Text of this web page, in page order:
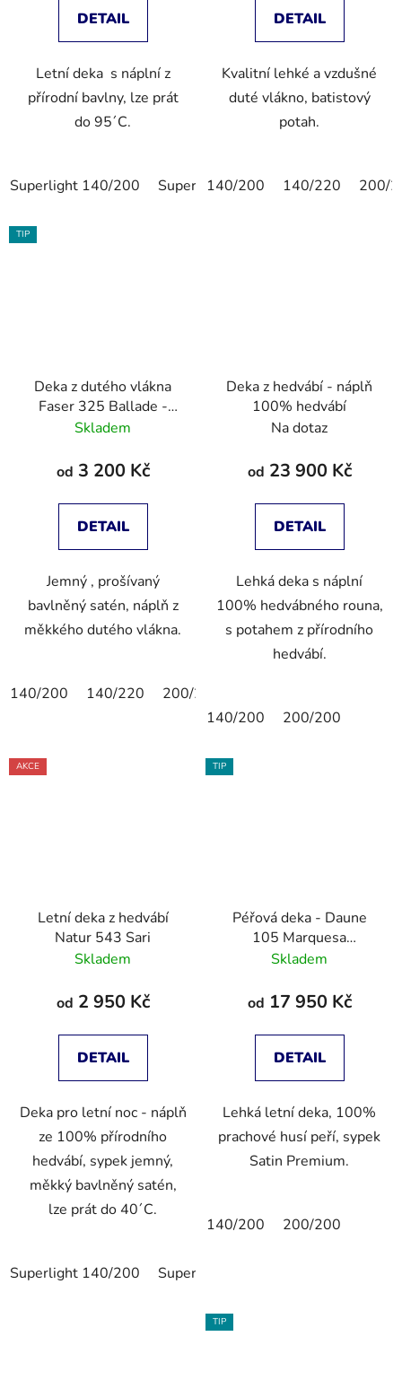
DETAIL
Letní deka s náplní z
přírodní bavlny, lze prát
do 95´C.
Superlight 140/200 Superlight 200/200 Superlight
DETAIL
Kvalitní lehké a vzdušné
duté vlákno, batistový
potah.
140/200 140/220 200/
TIP
Deka z dutého vlákna
Faser 325 Ballade -
letní deka
Skladem
od 3 200 Kč
DETAIL
Jemný , prošívaný
bavlněný satén, náplň z
měkkého dutého vlákna.
140/200 140/220 200/200
Deka z hedvábí - náplň
100% hedvábí
Na dotaz
od 23 900 Kč
DETAIL
Lehká deka s náplní
100% hedvábného rouna,
s potahem z přírodního
hedvábí.
140/200 200/200
AKCE
Letní deka z hedvábí
Natur 543 Sari
Skladem
od 2 950 Kč
DETAIL
Deka pro letní noc - náplň
ze 100% přírodního
hedvábí, sypek jemný,
měkký bavlněný satén,
lze prát do 40´C.
Superlight 140/200 Superlight 155/220
TIP
Péřová deka - Daune
105 Marquesa
Superlight
Skladem
od 17 950 Kč
DETAIL
Lehká letní deka, 100%
prachové husí peří, sypek
Satin Premium.
140/200 200/200
TIP